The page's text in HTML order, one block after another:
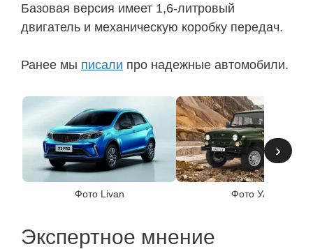
Базовая версия имеет 1,6-литровый
двигатель и механическую коробку передач.
Ранее мы писали про надежные автомобили.
Фото Livan Фото УАЗ
›
Экспертное мнение